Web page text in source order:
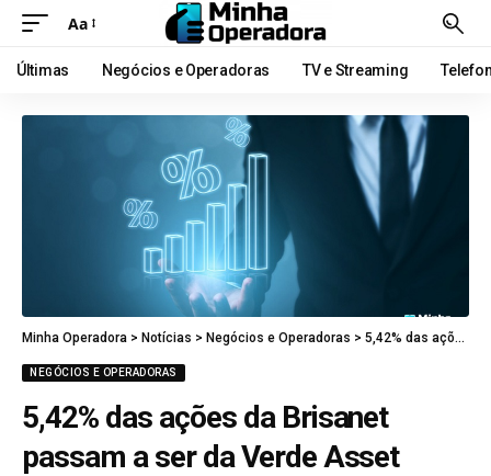
Aa
Últimas Negócios e Operadoras TV e Streaming
Minha Operadora > Notícias > Negócios e Operadoras > 5,42% das ações da Brisanet passam a ser da Verde Asset
NEGÓCIOS E OPERADORAS
5,42% das ações da Brisanet
passam a ser da Verde Asset